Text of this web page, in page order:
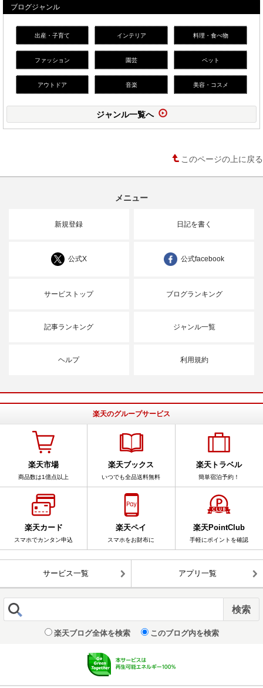
ブログジャンル
出産・子育て インテリア 料理・食べ物
ファッション 園芸 ペット
アウトドア 音楽 美容・コスメ
ジャンル一覧へ
このページの上に戻る
メニュー
新規登録 日記を書く
公式X 公式facebook
サービストップ ブログランキング
記事ランキング ジャンル一覧
ヘルプ 利用規約
楽天のグループサービス
楽天市場
商品数は1億点以上
楽天ブックス
いつでも全品送料無料
楽天トラベル
簡単宿泊予約！
楽天カード
スマホでカンタン申込
楽天ペイ
スマホをお財布に
楽天PointClub
手軽にポイントを確認
サービス一覧 アプリ一覧
楽天ブログ全体を検索 このブログ内を検索